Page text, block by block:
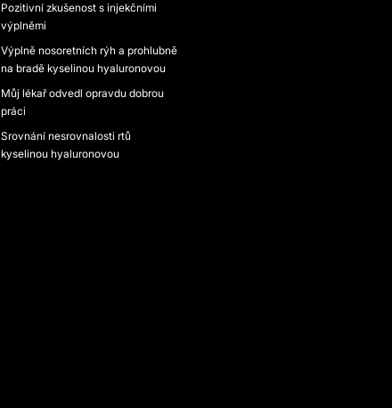
Pozitivní zkušenost s injekčními
výplněmi
Výplně nosoretních rýh a prohlubně
na bradě kyselinou hyaluronovou
Můj lékař odvedl opravdu dobrou
práci
Srovnání nesrovnalosti rtů
kyselinou hyaluronovou